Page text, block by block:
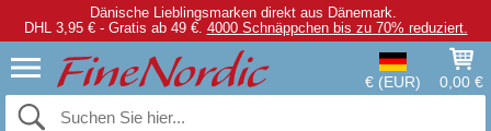
Dänische Lieblingsmarken direkt aus Dänemark.
DHL 3,95 € - Gratis ab 49 €. 4000 Schnäppchen bis zu 70% reduziert.
€ (EUR) 0,00 €